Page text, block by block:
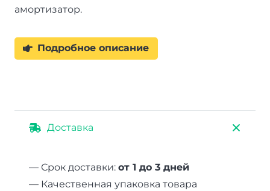
амортизатор.
Подробное описание
Доставка
— Срок доставки: от 1 до 3 дней
— Качественная упаковка товара